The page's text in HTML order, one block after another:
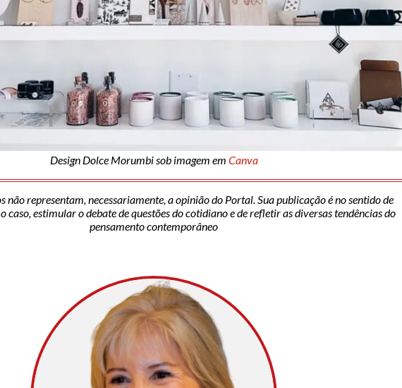
Design Dolce Morumbi sob imagem em Canva
não representam, necessariamente, a opinião do Portal. Sua publicação é no sentido de
caso, estimular o debate de questões do cotidiano e de refletir as diversas tendências do
pensamento contemporâneo